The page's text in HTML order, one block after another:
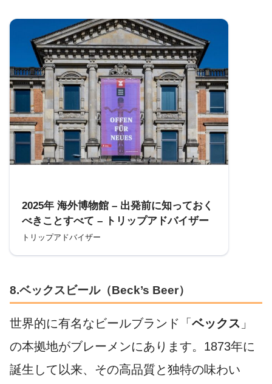
2025年 海外博物館 – 出発前に知っておく
べきことすべて – トリップアドバイザー
トリップアドバイザー
8.ベックスビール（Beck’s Beer）
世界的に有名なビールブランド「 ベックス 」
の本拠地がブレーメンにあります。1873年に
誕生して以来、その高品質と独特の味わい